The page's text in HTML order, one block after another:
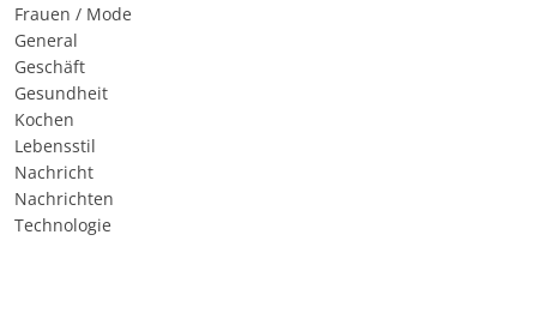
Frauen / Mode
General
Geschäft
Gesundheit
Kochen
Lebensstil
Nachricht
Nachrichten
Technologie